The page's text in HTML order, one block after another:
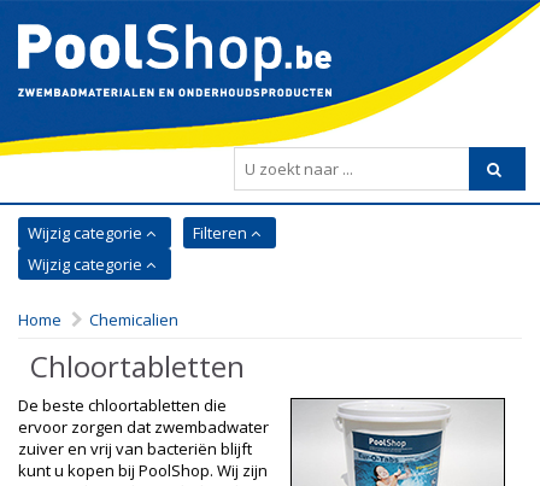
Wijzig categorie
Filteren
Wijzig categorie
Home Chemicalien
Chloortabletten
De beste chloortabletten die
ervoor zorgen dat zwembadwater
zuiver en vrij van bacteriën blijft
kunt u kopen bij PoolShop. Wij zijn